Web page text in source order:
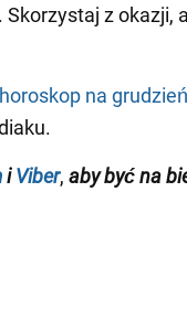
z okazji,
horoskop na grudzień
iViber, aby być na